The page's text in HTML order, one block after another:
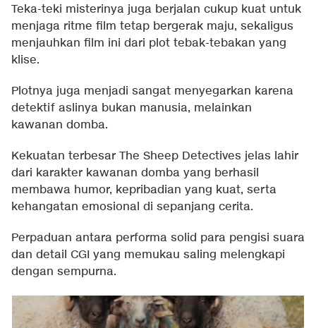
Teka-teki misterinya juga berjalan cukup kuat untuk
menjaga ritme film tetap bergerak maju, sekaligus
menjauhkan film ini dari plot tebak-tebakan yang
klise.
Plotnya juga menjadi sangat menyegarkan karena
detektif aslinya bukan manusia, melainkan
kawanan domba.
Kekuatan terbesar The Sheep Detectives jelas lahir
dari karakter kawanan domba yang berhasil
membawa humor, kepribadian yang kuat, serta
kehangatan emosional di sepanjang cerita.
Perpaduan antara performa solid para pengisi suara
dan detail CGI yang memukau saling melengkapi
dengan sempurna.